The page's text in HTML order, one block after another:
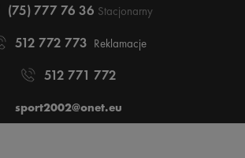
(75) 777 76 36 Stacjonarny
512 772 773 Reklamacje
512 771 772
sport2002@onet.eu